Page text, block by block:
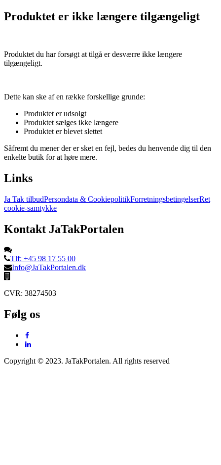
Produktet er ikke længere tilgængeligt
Produktet du har forsøgt at tilgå er desværre ikke længere
tilgængeligt.
Dette kan ske af en række forskellige grunde:
Produktet er udsolgt
Produktet sælges ikke længere
Produktet er blevet slettet
Såfremt du mener der er sket en fejl, bedes du henvende dig til den
enkelte butik for at høre mere.
Links
Ja Tak tilbudPersondata & CookiepolitikForretningsbetingelserRet
cookie-samtykke
Kontakt JaTakPortalen
Tlf: +45 98 17 55 00
Info@JaTakPortalen.dk
CVR: 38274503
Følg os
Copyright © 2023. JaTakPortalen. All rights reserved